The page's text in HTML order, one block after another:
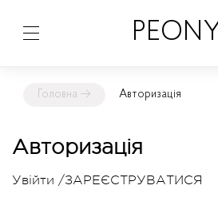
PEONY
Головна → Авторизація
Авторизація
Увійти /ЗАРЕЄСТРУВАТИСЯ